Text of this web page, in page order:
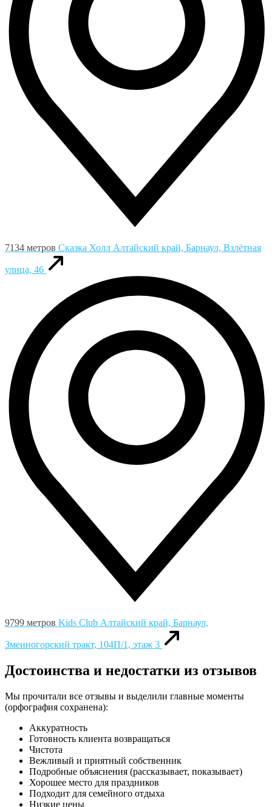
7134 метров Сказка Холл Алтайский край, Барнаул, Взлётная
улица, 46
9799 метров Kids Club Алтайский край, Барнаул,
Змеиногорский тракт, 104П/1, этаж 3
Достоинства и недостатки из отзывов
Мы прочитали все отзывы и выделили главные моменты
(орфография сохранена):
Аккуратность
Готовность клиента возвращаться
Чистота
Вежливый и приятный собственник
Подробные объяснения (рассказывает, показывает)
Хорошее место для праздников
Подходит для семейного отдыха
Низкие цены